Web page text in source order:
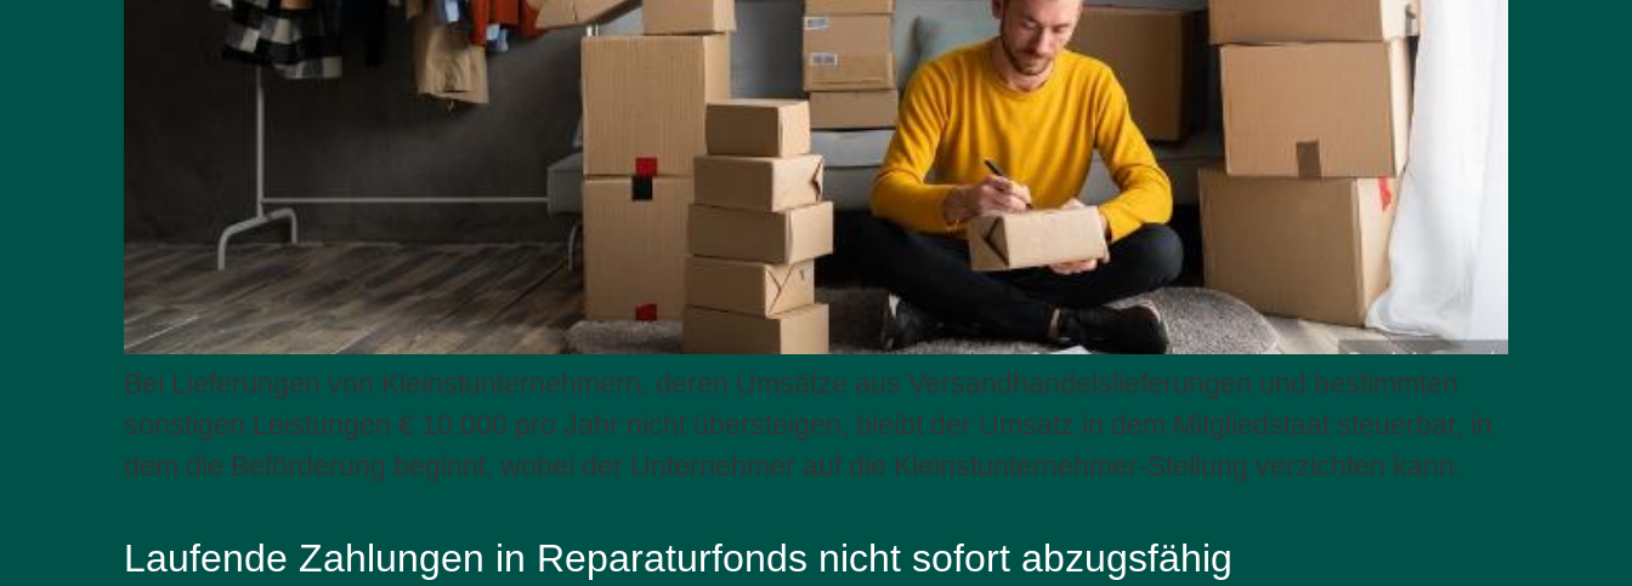
Bei Lieferungen von Kleinstunternehmern, deren Umsätze aus Versandhandelslieferungen und bestimmten
sonstigen Leistungen € 10.000 pro Jahr nicht übersteigen, bleibt der Umsatz in dem Mitgliedstaat steuerbar, in
dem die Beförderung beginnt, wobei der Unternehmer auf die Kleinstunternehmer-Stellung verzichten kann.
Laufende Zahlungen in Reparaturfonds nicht sofort abzugsfähig